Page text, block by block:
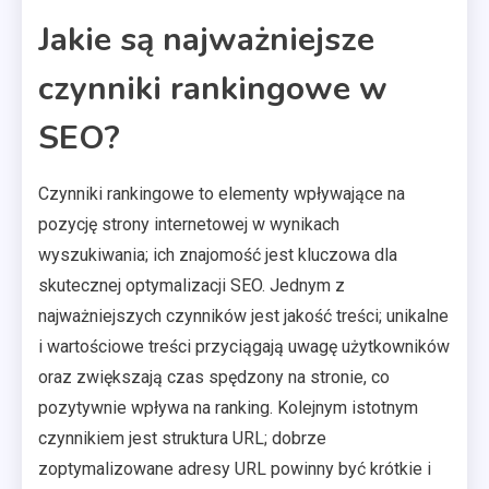
Jakie są najważniejsze
czynniki rankingowe w
SEO?
Czynniki rankingowe to elementy wpływające na
pozycję strony internetowej w wynikach
wyszukiwania; ich znajomość jest kluczowa dla
skutecznej optymalizacji SEO. Jednym z
najważniejszych czynników jest jakość treści; unikalne
i wartościowe treści przyciągają uwagę użytkowników
oraz zwiększają czas spędzony na stronie, co
pozytywnie wpływa na ranking. Kolejnym istotnym
czynnikiem jest struktura URL; dobrze
zoptymalizowane adresy URL powinny być krótkie i